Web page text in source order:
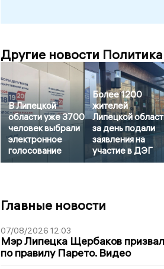
Другие новости Политика
В Липецкой
области уже 3700
человек выбрали
электронное
голосование
Более 1200
жителей
Липецкой
за день подали
заявления на
участие в ДЭГ
Главные новости
07/08/2026 12:03
Мэр Липецка Щербаков
по правилу Парето. Видео